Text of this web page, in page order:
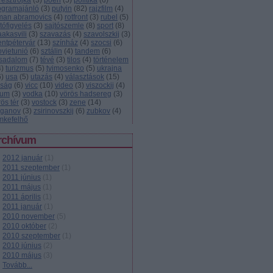
(3) putyin (82) rajzfilm (4)
abramovics (4) rotfront (3) rubel (5)
(3) sajtószemle (8) sport (8)
(3) szavazás (4) szavolszkij (3)
(13) színház (4) szocsi (6)
(6) sztálin (4) tandem (6)
(7) tévé (3) tilos (4) történelem
) turizmus (5) tyimosenko (5) ukrajna
) usa (5) utazás (4) választások (15)
(6) vicc (10) video (3) viszockij (4)
(3) vodka (10) vörös hadsereg (3)
tér (3) vostock (3) zene (14)
(3) zsirinovszkij (6) zubkov (4)
2012 január
2011 szeptember
2011 június
2011 május
2011 április
2011 január
2010 november
2010 október
2010 szeptember
2010 június
2010 május
Tovább...